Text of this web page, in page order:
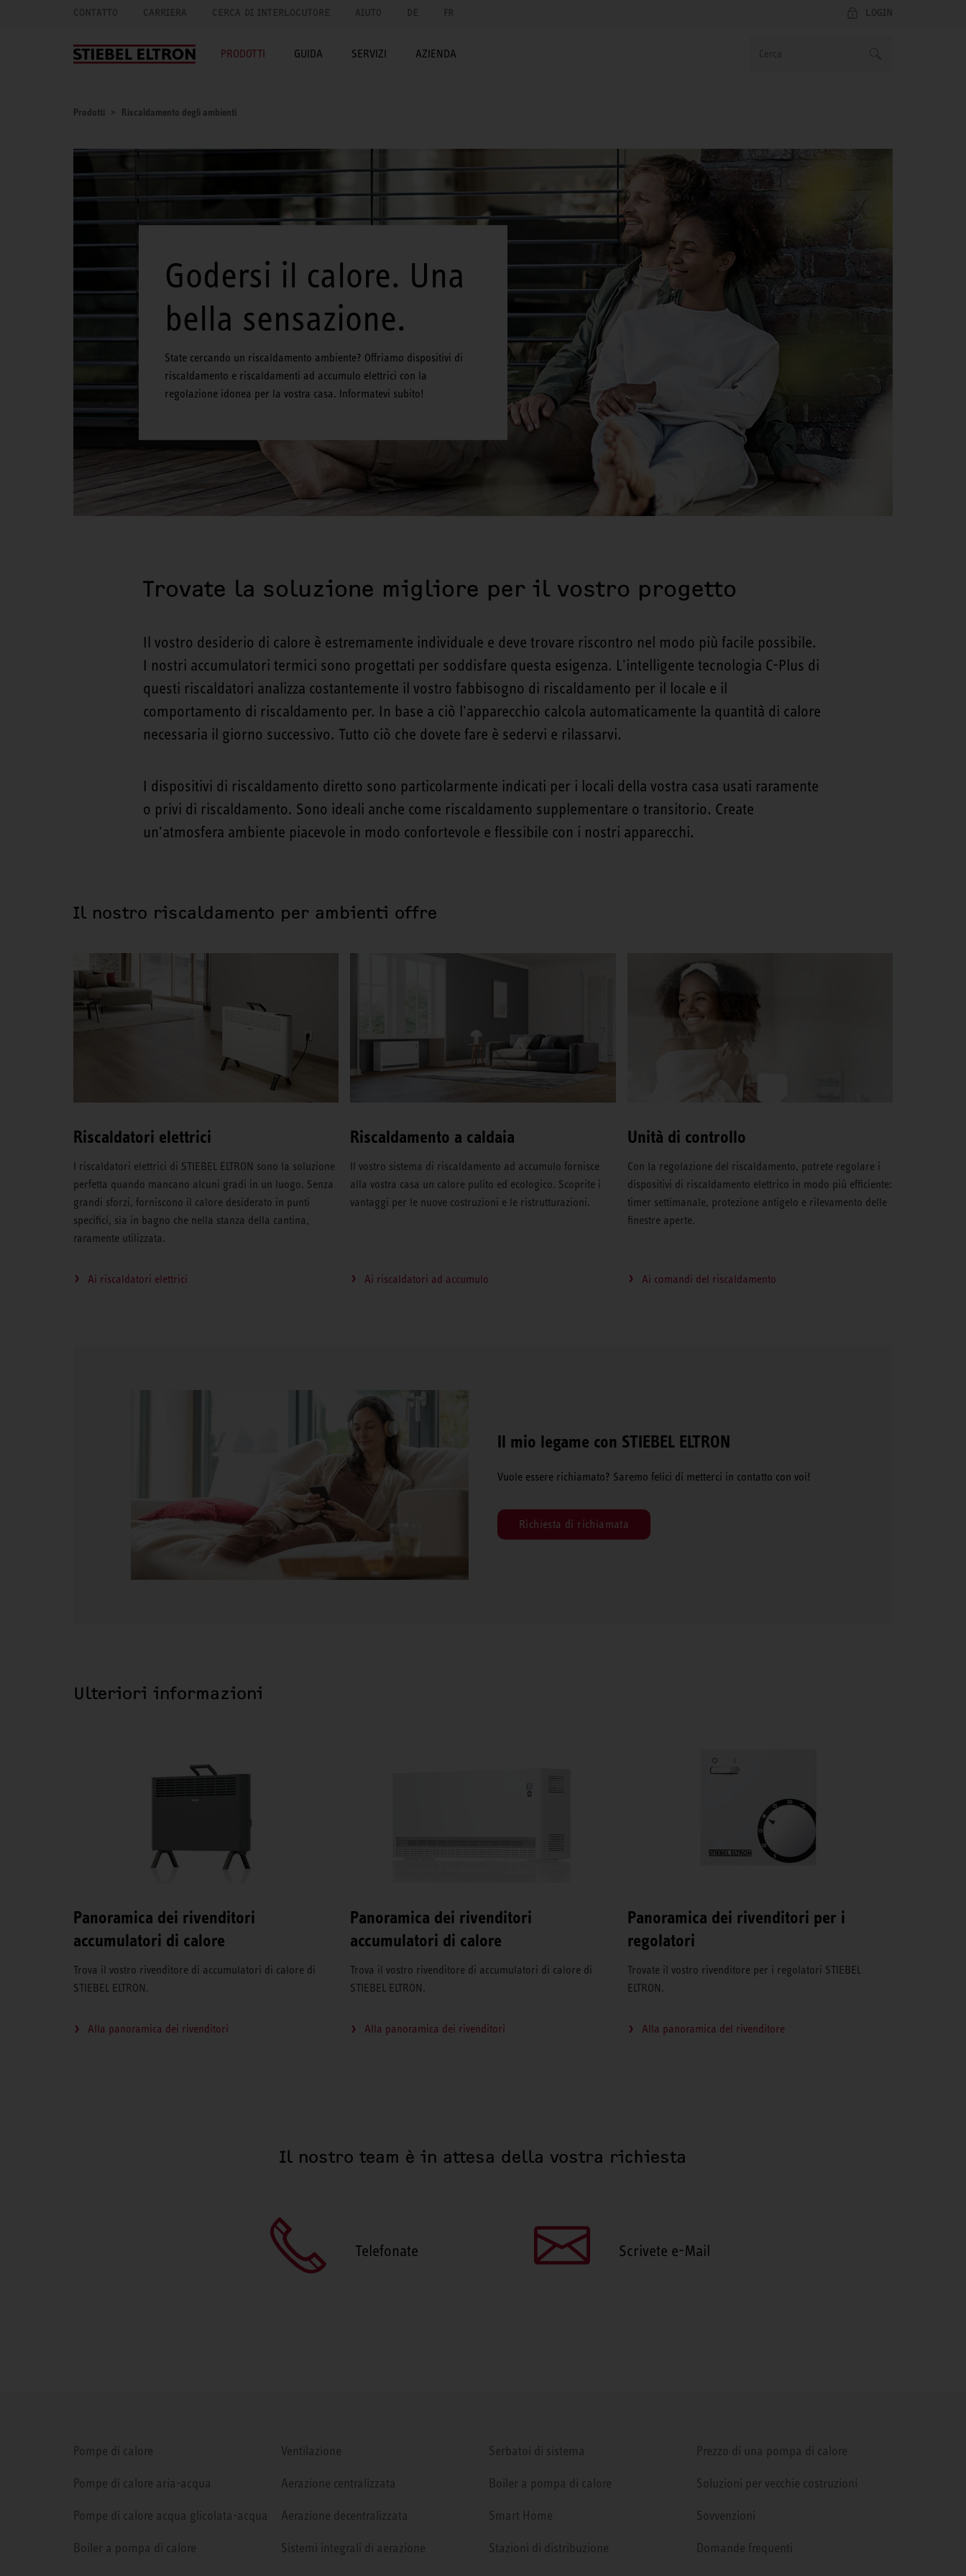
CONTATTO CARRIERA CERCA DI INTERLOCUTORE AIUTO DE FR LOGIN
PRODOTTI GUIDA SERVIZI AZIENDA
Prodotti Riscaldamento degli ambienti
Godersi il calore. Una
bella sensazione.
State cercando un riscaldamento ambiente? Offriamo dispositivi di
riscaldamento e riscaldamenti ad accumulo elettrici con la
regolazione idonea per la vostra casa. Informatevi subito!
Trovate la soluzione migliore per il vostro progetto
Il vostro desiderio di calore è estremamente individuale e deve trovare riscontro nel modo più facile possibile.
I nostri accumulatori termici sono progettati per soddisfare questa esigenza. L'intelligente tecnologia C-Plus di
questi riscaldatori analizza costantemente il vostro fabbisogno di riscaldamento per il locale e il
comportamento di riscaldamento per. In base a ciò l'apparecchio calcola automaticamente la quantità di calore
necessaria il giorno successivo. Tutto ciò che dovete fare è sedervi e rilassarvi.
I dispositivi di riscaldamento diretto sono particolarmente indicati per i locali della vostra casa usati raramente
o privi di riscaldamento. Sono ideali anche come riscaldamento supplementare o transitorio. Create
un'atmosfera ambiente piacevole in modo confortevole e flessibile con i nostri apparecchi.
Il nostro riscaldamento per ambienti offre
Riscaldatori elettrici
I riscaldatori elettrici di STIEBEL ELTRON sono la soluzione
perfetta quando mancano alcuni gradi in un luogo. Senza
grandi sforzi, forniscono il calore desiderato in punti
specifici, sia in bagno che nella stanza della cantina,
raramente utilizzata.
Ai riscaldatori elettrici
Riscaldamento a caldaia
Il vostro sistema di riscaldamento ad accumulo fornisce
alla vostra casa un calore pulito ed ecologico. Scoprite i
vantaggi per le nuove costruzioni e le ristrutturazioni.
Ai riscaldatori ad accumulo
Unità di controllo
Con la regolazione del riscaldamento, potrete regolare i
dispositivi di riscaldamento elettrico in modo più efficiente:
timer settimanale, protezione antigelo e rilevamento delle
finestre aperte.
Ai comandi del riscaldamento
Il mio legame con STIEBEL ELTRON
Vuole essere richiamato? Saremo felici di metterci in contatto con voi!
Richiesta di richiamata
Ulteriori informazioni
Panoramica dei rivenditori
accumulatori di calore
Trova il vostro rivenditore di accumulatori di calore di
STIEBEL ELTRON.
Alla panoramica dei rivenditori
Panoramica dei rivenditori
accumulatori di calore
Trova il vostro rivenditore di accumulatori di calore di
STIEBEL ELTRON.
Alla panoramica dei rivenditori
Panoramica dei rivenditori per i
regolatori
Trovate il vostro rivenditore per i regolatori STIEBEL
ELTRON.
Alla panoramica del rivenditore
Il nostro team è in attesa della vostra richiesta
Telefonate Scrivete e-Mail
Pompe di calore
Pompe di calore aria-acqua
Pompe di calore acqua glicolata-acqua
Boiler a pompa di calore
Ventilazione
Aerazione centralizzata
Aerazione decentralizzata
Sistemi integrali di aerazione
Serbatoi di sistema
Boiler a pompa di calore
Smart Home
Stazioni di distribuzione
Prezzo di una pompa di calore
Soluzioni per vecchie costruzioni
Sovvenzioni
Domande frequenti